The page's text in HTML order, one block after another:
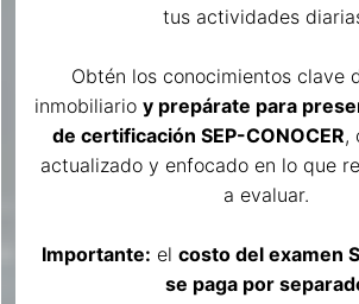
tus actividades
Obtén los conocimientos clave
inmobiliario y prepárate para
de certificación SEP-CONOCER,
actualizado y enfocado en lo que
a evaluar.
Importante: el costo del examen
se paga por